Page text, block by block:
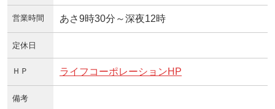
営業時間 あさ9時30分～深夜12時
定休日
ＨＰ ライフコーポレーションHP
備考